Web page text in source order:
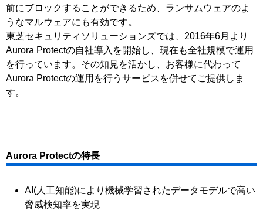
前にブロックすることができるため、ランサムウェアのよ
うなマルウェアにも有効です。
東芝セキュリティソリューションズでは、2016年6月より
Aurora Protectの自社導入を開始し、現在も全社規模で運用
を行っています。その知見を活かし、お客様に代わって
Aurora Protectの運用を行うサービスを併せてご提供しま
す。
Aurora Protectの特長
AI(人工知能)により機械学習されたデータモデルで高い
脅威検知率を実現